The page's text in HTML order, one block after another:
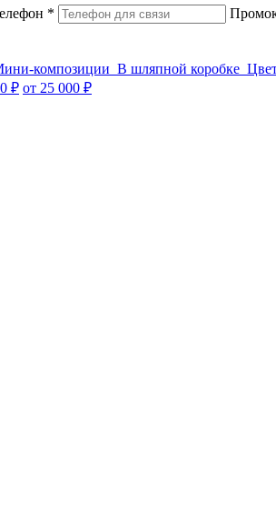
*
композиции В шляпной коробке
₽ от 25 000 ₽